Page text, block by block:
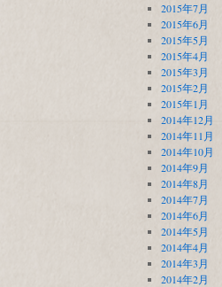
2015年7月
2015年6月
2015年5月
2015年4月
2015年3月
2015年2月
2015年1月
2014年12月
2014年11月
2014年10月
2014年9月
2014年8月
2014年7月
2014年6月
2014年5月
2014年4月
2014年3月
2014年2月